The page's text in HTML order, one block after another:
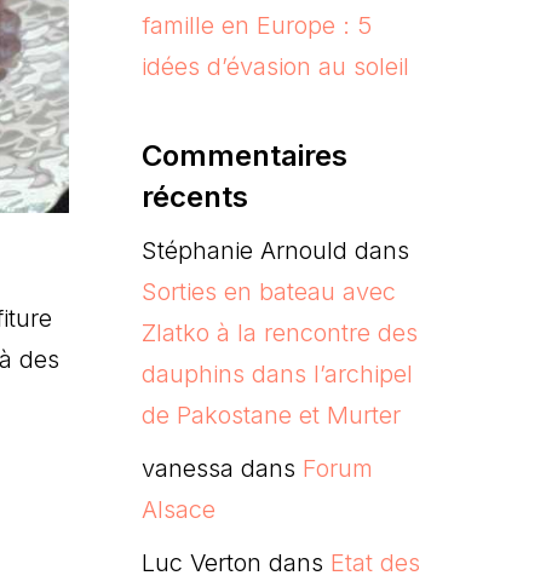
des
famille en Europe : 5
idées d’évasion au soleil
Commentaires
récents
Stéphanie Arnould dans
Sorties en bateau avec
Zlatko à la rencontre des
dauphins dans l’archipel
de Pakostane et Murter
vanessa dans Forum
Alsace
Luc Verton dans Etat des